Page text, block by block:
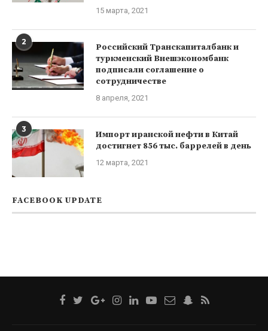
15 марта, 2021
2
Российский Транскапиталбанк и
туркменский Внешэкономбанк
подписали соглашение о
сотрудничестве
8 апреля, 2021
3
Импорт иранской нефти в Китай
достигнет 856 тыс. баррелей в день
12 марта, 2021
FACEBOOK UPDATE